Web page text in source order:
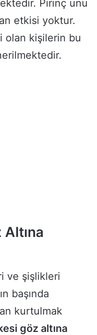
Pirinç unu
etkisi yoktur.
olan kişilerin bu
ve şişlikleri
başında
kurtulmak
göz altına